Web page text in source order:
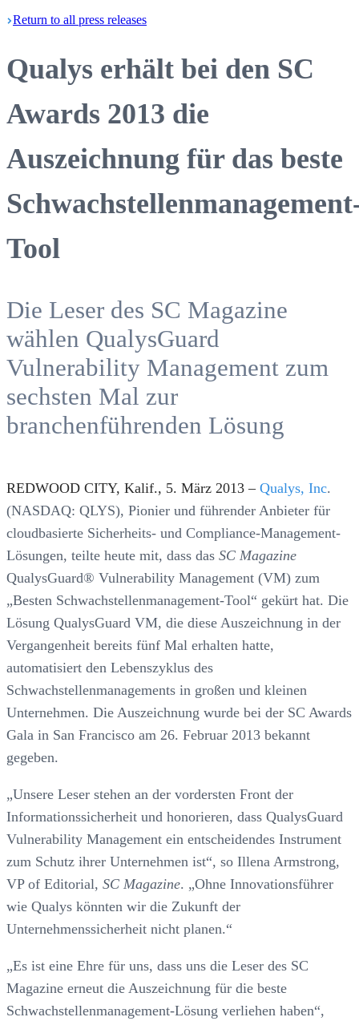
Return to all press releases
Qualys erhält bei den SC
Awards 2013 die
Auszeichnung für das beste
Tool
Die Leser des SC Magazine
wählen QualysGuard
Vulnerability Management zum
sechsten Mal zur
branchenführenden Lösung
REDWOOD CITY, Kalif., 5. März 2013 – Qualys, Inc.
(NASDAQ: QLYS), Pionier und führender Anbieter für
cloudbasierte Sicherheits- und Compliance-Management-
Lösungen, teilte heute mit, dass das SC Magazine
QualysGuard® Vulnerability Management (VM) zum
„Besten Schwachstellenmanagement-Tool“ gekürt hat. Die
Lösung QualysGuard VM, die diese Auszeichnung in der
Vergangenheit bereits fünf Mal erhalten hatte,
automatisiert den Lebenszyklus des
Schwachstellenmanagements in großen und kleinen
Unternehmen. Die Auszeichnung wurde bei der SC Awards
Gala in San Francisco am 26. Februar 2013 bekannt
gegeben.
„Unsere Leser stehen an der vordersten Front der
Informationssicherheit und honorieren, dass QualysGuard
Vulnerability Management ein entscheidendes Instrument
zum Schutz ihrer Unternehmen ist“, so Illena Armstrong,
VP of Editorial, SC Magazine. „Ohne Innovationsführer
wie Qualys könnten wir die Zukunft der
Unternehmenssicherheit nicht planen.“
„Es ist eine Ehre für uns, dass uns die Leser des SC
Magazine erneut die Auszeichnung für die beste
Schwachstellenmanagement-Lösung verliehen haben“,